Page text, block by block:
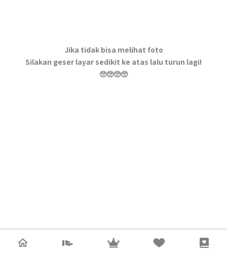
Jika tidak bisa melihat foto
Silakan geser layar sedikit ke atas lalu turun lagi!
🥺🥺🥺🥺